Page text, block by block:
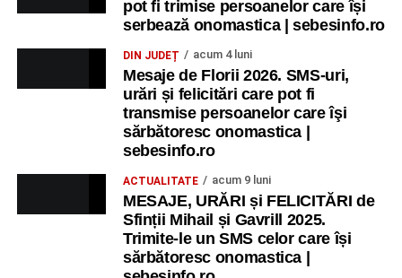
pot fi trimise persoanelor care își
serbează onomastica | sebesinfo.ro
DIN JUDEȚ acum 4 luni
Mesaje de Florii 2026. SMS-uri,
urări și felicitări care pot fi
transmise persoanelor care îşi
sărbătoresc onomastica |
sebesinfo.ro
ACTUALITATE acum 9 luni
MESAJE, URĂRI și FELICITĂRI de
Sfinții Mihail și Gavrill 2025.
Trimite-le un SMS celor care își
sărbătoresc onomastica |